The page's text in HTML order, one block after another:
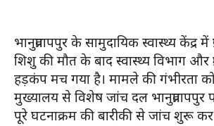
भानुप्रतापपुर के सामुदायिक स्वास्थ्य केंद्र
शिशु की मौत के बाद स्वास्थ्य विभाग और
हड़कंप मच गया है। मामले की गंभीरता
मुख्यालय से विशेष जांच दल
पूरे घटनाक्रम की बारीकी से जांच शुरू कर